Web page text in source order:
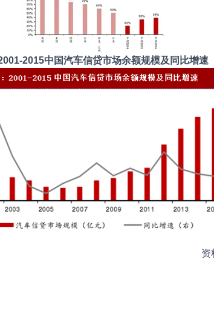
2015中国汽车信贷市场余额规模及同比增速
资